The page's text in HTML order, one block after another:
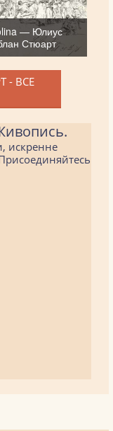
— Юлиус
Стюарт
- ВСЕ
искренне